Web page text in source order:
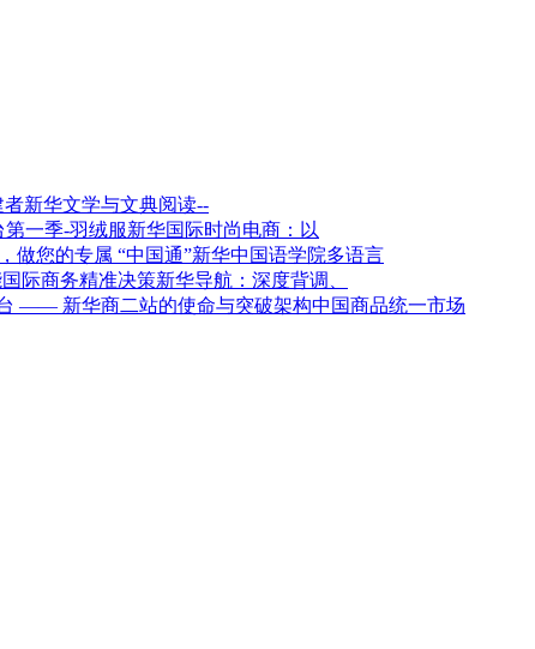
新华文学与文典阅读--
新华国际时尚电商：以
新华中国语学院多语言
新华导航：深度背调、
架构中国商品统一市场